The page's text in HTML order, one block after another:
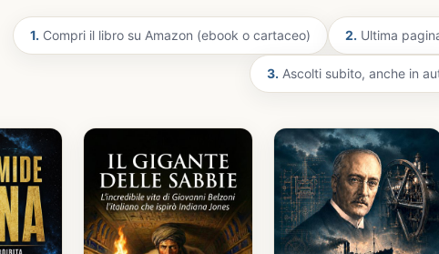
1. Compri il libro su Amazon (ebook o cartaceo) 2. Ultima
3. Ascolti subito, anche in